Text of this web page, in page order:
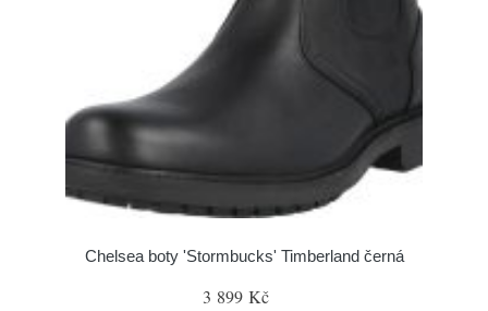
Chelsea boty 'Stormbucks' Timberland černá
3 899 Kč